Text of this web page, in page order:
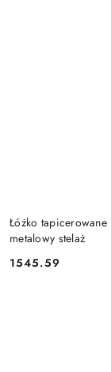
Łóżko tapicerowane
metalowy stelaż
Cena:
1545.59